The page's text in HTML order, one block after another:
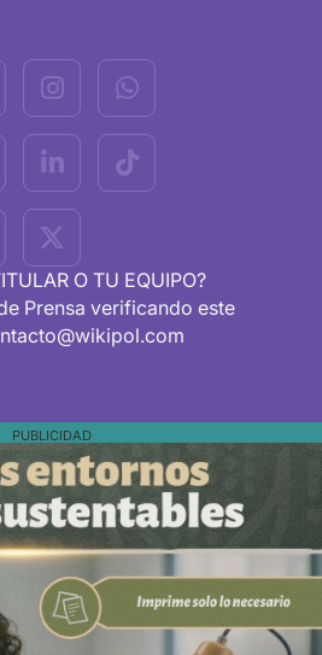
O TU EQUIPO?
Prensa verificando este
PUBLICIDAD